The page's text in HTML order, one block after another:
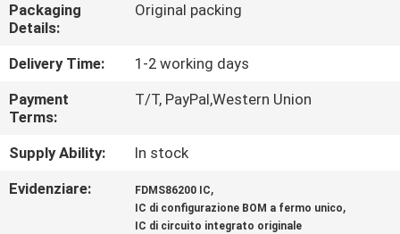
CONTROLLO
DI
QUALITÀ
CONTATTICI
Packaging
Details:
Original packing
Delivery Time:
1-2 working days
Payment
Terms:
T/T, PayPal,Western Union
Supply Ability:
In stock
Evidenziare:
FDMS86200 IC,
IC di configurazione BOM a fermo unico,
IC di circuito integrato originale